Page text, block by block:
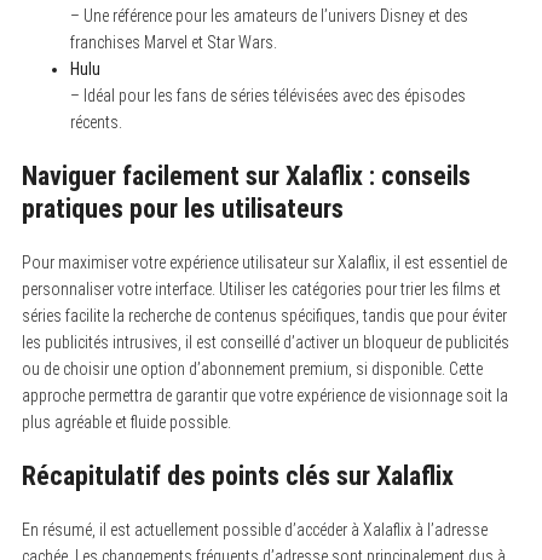
– Une référence pour les amateurs de l’univers Disney et des
franchises Marvel et Star Wars.
Hulu
– Idéal pour les fans de séries télévisées avec des épisodes
récents.
Naviguer facilement sur Xalaflix : conseils
pratiques pour les utilisateurs
Pour maximiser votre expérience utilisateur sur Xalaflix, il est essentiel de
personnaliser votre interface. Utiliser les catégories pour trier les films et
séries facilite la recherche de contenus spécifiques, tandis que pour éviter
les publicités intrusives, il est conseillé d’activer un bloqueur de publicités
ou de choisir une option d’abonnement premium, si disponible. Cette
approche permettra de garantir que votre expérience de visionnage soit la
plus agréable et fluide possible.
Récapitulatif des points clés sur Xalaflix
En résumé, il est actuellement possible d’accéder à Xalaflix à l’adresse